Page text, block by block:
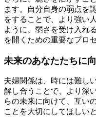
ます。自分自身の弱点を
をすることで、より強い
ように、弱さを受け入れ
を開くための重要なプロ
未来のあなたたちに
夫婦関係は、時には難し
解し合うことで、より深
らの未来に向けて、互い
ことを大切にしてほしい